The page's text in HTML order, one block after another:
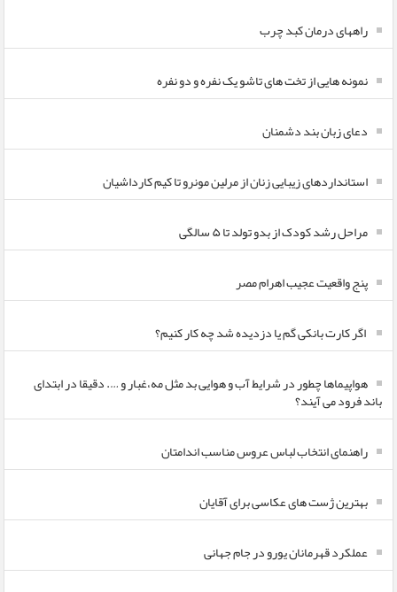
راههای درمان کبد چرب
نمونه هایی از تخت های تاشو یک نفره و دو نفره
دعای زبان بند دشمنان
استانداردهای زیبایی زنان از مرلین مونرو تا کیم کارداشیان
مراحل رشد کودک از بدو تولد تا ۵ سالگی
پنج واقعیت عجیب اهرام مصر
اگر کارت بانکی گم یا دزدیده شد چه کار کنیم؟
هواپیماها چطور در شرایط آب و هوایی بد مثل مه،غبار و …. دقیقا در ابتدای
باند فرود می آیند؟
راهنمای انتخاب لباس عروس مناسب اندامتان
بهترین ژست های عکاسی برای آقایان
عملکرد قهرمانان یورو در جام جهانی